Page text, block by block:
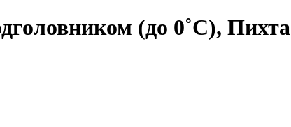
(до 0˚С), Пихта